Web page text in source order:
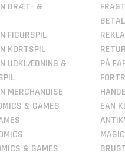
BRÆT- &
FIGURSPIL
KORTSPIL
UDKLÆDNING &
MERCHANDISE
& GAMES
& GAMES
PÅ
EAN